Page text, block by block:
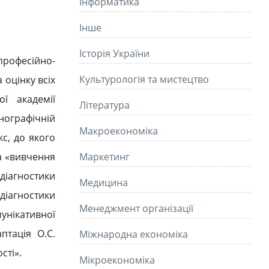
всіх
академії
до якого
«вивчення
О.С.
Інше
Історія України
Культурологія та мистецтво
Літературa
Макроекономіка
Маркетинг
Медицина
Менеджмент організації
Міжнародна економіка
Мікроекономіка